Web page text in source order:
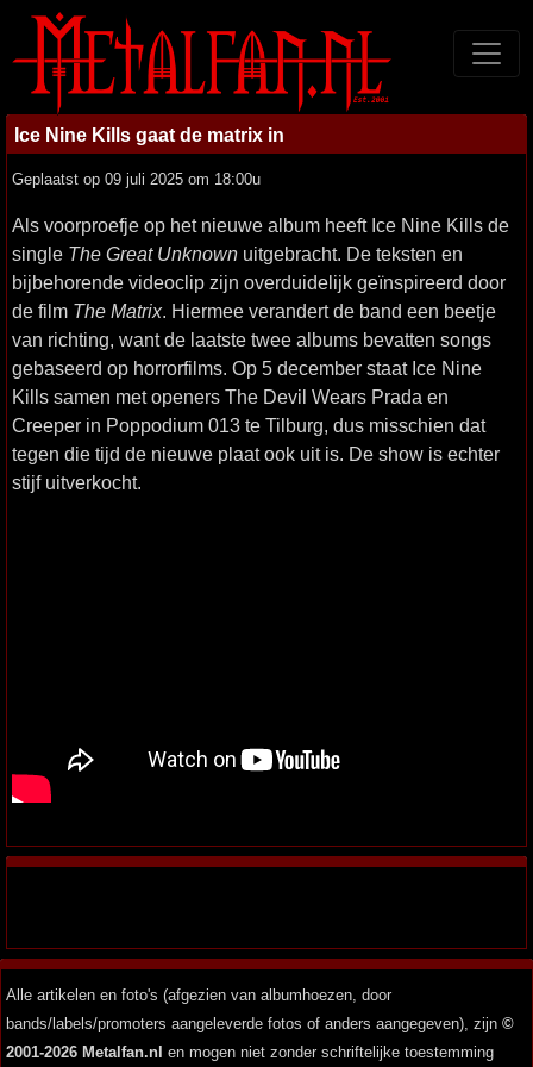
Ice Nine Kills gaat de matrix in
Geplaatst op 09 juli 2025 om 18:00u
Als voorproefje op het nieuwe album heeft Ice Nine Kills de
single The Great Unknown uitgebracht. De teksten en
bijbehorende videoclip zijn overduidelijk geïnspireerd door
de film The Matrix. Hiermee verandert de band een beetje
van richting, want de laatste twee albums bevatten songs
gebaseerd op horrorfilms. Op 5 december staat Ice Nine
Kills samen met openers The Devil Wears Prada en
Creeper in Poppodium 013 te Tilburg, dus misschien dat
tegen die tijd de nieuwe plaat ook uit is. De show is echter
stijf uitverkocht.
Alle artikelen en foto's (afgezien van albumhoezen, door
bands/labels/promoters aangeleverde fotos of anders aangegeven), zijn ©
2001-2026 Metalfan.nl en mogen niet zonder schriftelijke toestemming